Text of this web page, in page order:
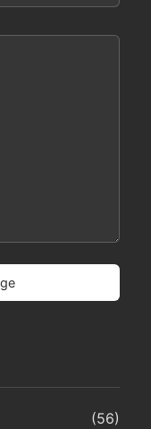
(56)